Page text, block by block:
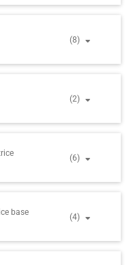
(8)
(2)
(6)
base
(4)